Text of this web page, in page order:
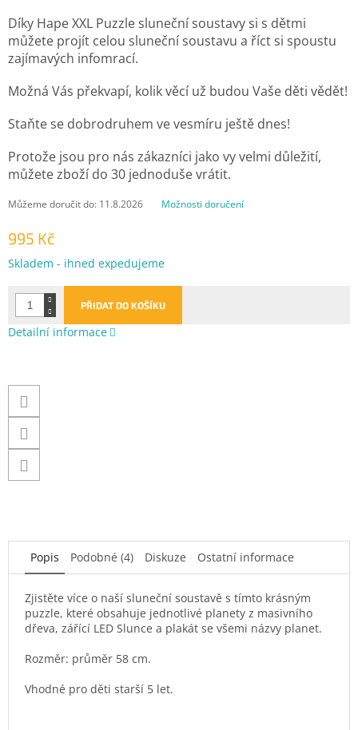
995 Kč
Měrná
Skladem - ihned expedujeme
Můžeme doručit do: 11.8.2026 Možnosti doručení
PŘIDAT DO KOŠÍKU
Díky Hape XXL Puzzle sluneční soustavy si s dětmi
můžete projít celou sluneční soustavu a říct si spoustu
zajímavých infomrací.
Možná Vás překvapí, kolik věcí už budou Vaše děti vědět!
Staňte se dobrodruhem ve vesmíru ještě dnes!
Protože jsou pro nás zákazníci jako vy velmi důležití,
můžete zboží do 30 jednoduše vrátit.
Detailní informace
Popis Podobné (4) Diskuze Ostatní informace
Zjistěte více o naší sluneční soustavě s tímto krásným
puzzle, které obsahuje jednotlivé planety z masivního
dřeva, zářící LED Slunce a plakát se všemi názvy planet.
Rozměr: průměr 58 cm.
Vhodné pro děti starší 5 let.